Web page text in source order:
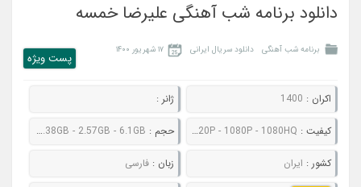
دانلود برنامه شب آهنگی علیرضا خمسه
برنامه شب آهنگی دانلود سریال ایرانی ۱۷ شهریور ۱۴۰۰
پست ويژه
اکران : 1400 ژانر :
کيفيت : 480P - 720P - 1080P - 1080HQ حجم : 546MB - 867MB - 1.38GB - 2.57GB - 6.1GB
کشور : ایران زبان : فارسی